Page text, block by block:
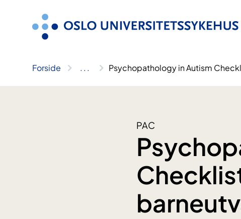
Forside .. . Psychopathology in Autism
PAC